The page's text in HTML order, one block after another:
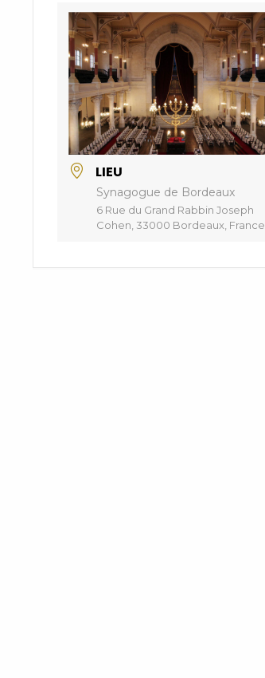
LIEU
Synagogue de Bordeaux
6 Rue du Grand Rabbin Joseph
Cohen, 33000 Bordeaux, France